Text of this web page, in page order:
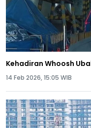
Kehadiran Whoosh
14 Feb 2026, 15:05 WIB